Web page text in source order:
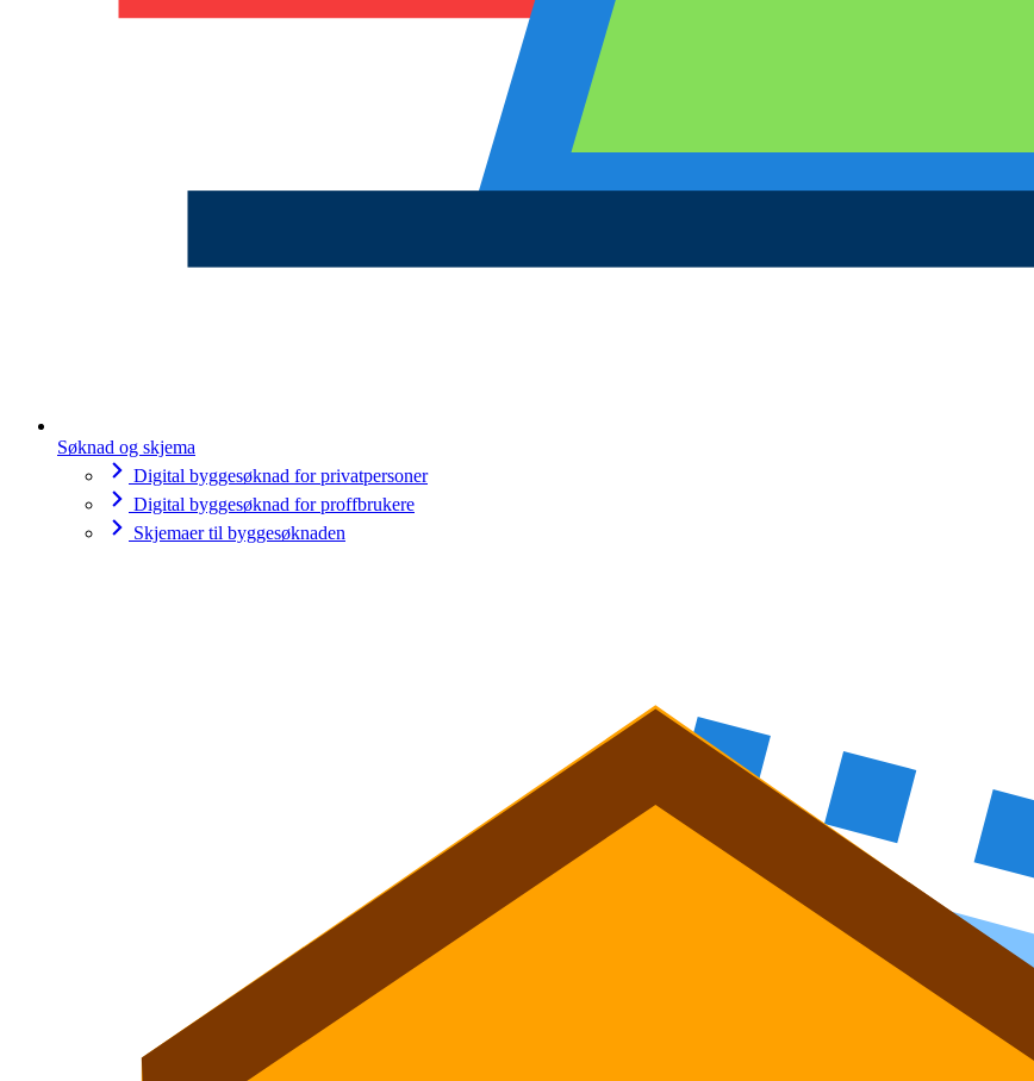
Søknad og skjema
Digital byggesøknad for privatpersoner
Digital byggesøknad for proffbrukere
Skjemaer til byggesøknaden